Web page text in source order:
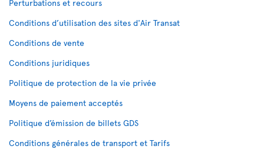
Perturbations et recours
Conditions d’utilisation des sites d'Air Transat
Conditions de vente
Conditions juridiques
Politique de protection de la vie privée
Moyens de paiement acceptés
Politique d’émission de billets GDS
Conditions générales de transport et Tarifs